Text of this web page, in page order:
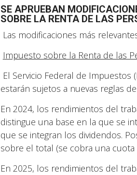
SE APRUEBAN
SOBRE LA RENTA DE LAS
Las modificaciones más
Impuesto sobre la Renta de las
El Servicio Federal de
estarán sujetos a nuevas reglas
En 2024, los rendimientos del
distingue una base en la que se
que se integran los dividendos.
sobre el total (se cobra una
En 2025, los rendimientos del